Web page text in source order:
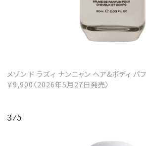
メゾン ド ラズィ ナンニャン ヘア&ボディ パ
￥9,900〈2026年5月27日発売〉
3/5